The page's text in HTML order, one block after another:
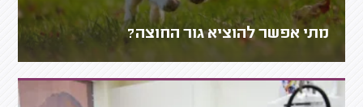
מתי אפשר להוציא גור החוצה?